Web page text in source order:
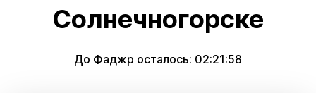
Солнечногорске
До Фаджр осталось: 02:21:58